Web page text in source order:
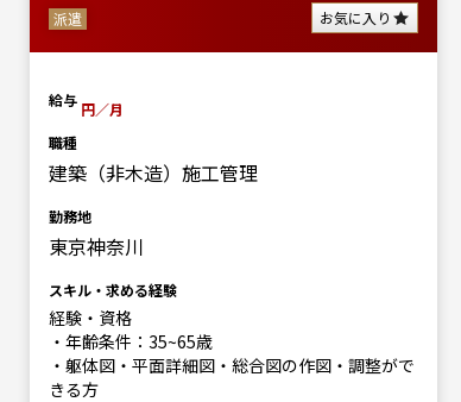
派遣 お気に入り
給与 円／月
職種
建築（非木造）施工管理
勤務地
東京神奈川
スキル・求める経験
経験・資格
・年齢条件：35~65歳
・躯体図・平面詳細図・総合図の作図・調整がで
きる方